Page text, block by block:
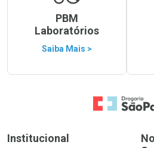
PBM
Laboratórios
Saiba Mais >
Ir para a Home
Institucional